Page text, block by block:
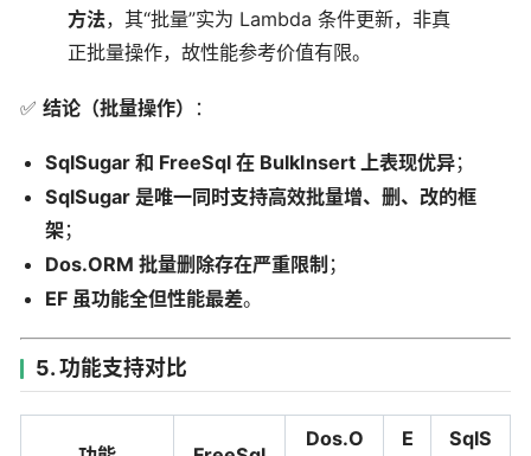
方法，其“批量”实为 Lambda 条件更新，非真
正批量操作，故性能参考价值有限。
✅ 结论（批量操作） ：
SqlSugar 和 FreeSql 在 BulkInsert 上表现优异；
SqlSugar 是唯一同时支持高效批量增、删、改的框
架；
Dos.ORM 批量删除存在严重限制 ；
EF 虽功能全但性能最差。
5. 功能支持对比
Dos.O
E
SqlS